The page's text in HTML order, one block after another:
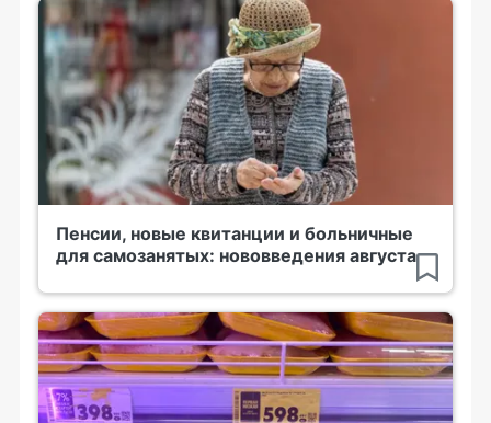
Пенсии, новые квитанции и больничные
для самозанятых: нововведения августа